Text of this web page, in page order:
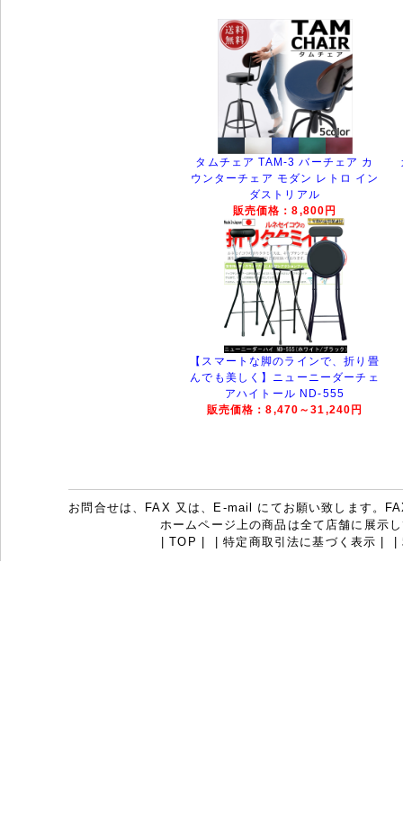
タムチェア TAM-3 バーチェア カ
ウンターチェア モダン レトロ イン
ダストリアル
販売価格：8,800円
【スマートな脚のラインで、折り畳
んでも美しく】ニューニーダーチェ
アハイトール ND-555
販売価格：8,470～31,240円
お問合せは、FAX 又は、E-mail にてお願い致します。
ホームページ上の商品は全て店舗に展示
|TOP |特定商取引法に基づく表示 |